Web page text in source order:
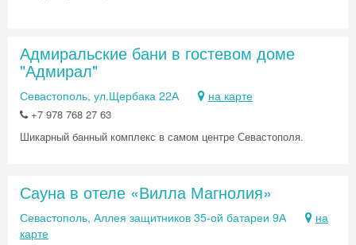
Адмиральские бани в гостевом доме
"Адмирал"
Севастополь, ул.Щербака 22А на карте
+7 978 768 27 63
Шикарный банный комплекс в самом центре Севастополя.
Сауна в отеле «Вилла Магнолия»
Севастополь, Аллея защитников 35-ой батареи 9А
на
карте